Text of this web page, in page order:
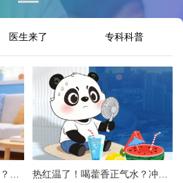
医生来了 专科科普